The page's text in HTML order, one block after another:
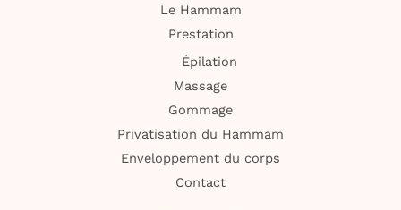
Le Hammam
Prestation
Épilation
Massage
Gommage
Privatisation du Hammam
Enveloppement du corps
Contact